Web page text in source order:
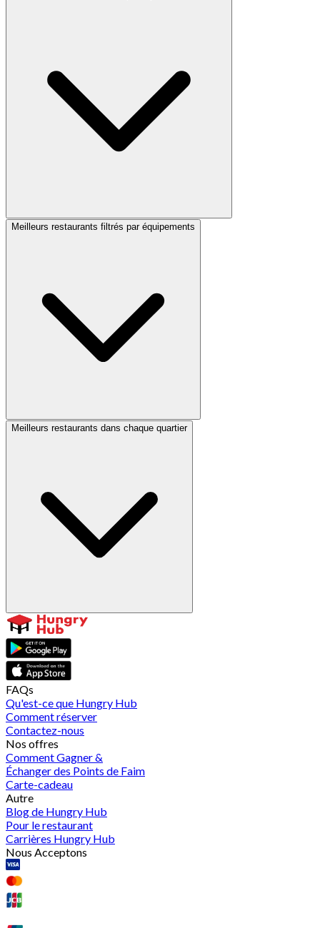
Meilleurs restaurants filtrés par équipements
Meilleurs restaurants dans chaque quartier
FAQs
Qu'est-ce que Hungry Hub
Comment réserver
Contactez-nous
Nos offres
Comment Gagner &
Échanger des Points de Faim
Carte-cadeau
Autre
Blog de Hungry Hub
Pour le restaurant
Carrières Hungry Hub
Nous Acceptons